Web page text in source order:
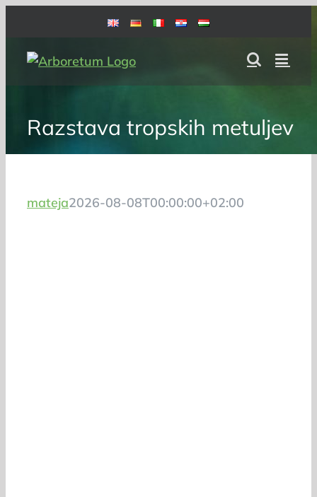
content
Razstava tropskih metuljev
mateja2026-08-08T00:00:00+02:00